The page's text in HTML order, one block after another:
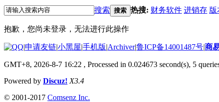
搜索 搜索 热搜: 财务软件 进销存 版
抱歉，您尚未登录，无法进行此操作
|申请友链|小黑屋|手机版|Archiver|鲁ICP备14001487号|商
GMT+8, 2026-8-7 16:22 , Processed in 0.024673 second(s), 5
Powered by Discuz! X3.4
© 2001-2017 Comsenz Inc.